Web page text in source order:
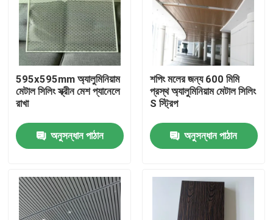
পণ্য
595x595mm অ্যালুমিনিয়াম
মেটাল সিলিং স্ক্রীন মেশ প্যানেলে
রাখা
অনুসন্ধান পাঠান
শপিং মলের জন্য 600 মিমি
প্রস্থ অ্যালুমিনিয়াম মেটাল সিলিং
S স্ট্রিপ
অনুসন্ধান পাঠান